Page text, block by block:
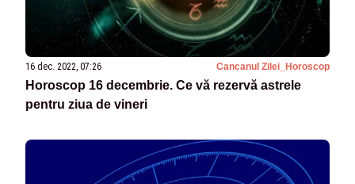
16 dec. 2022, 07:26 Cancanul Zilei_Horoscop
Horoscop 16 decembrie. Ce vă rezervă astrele
pentru ziua de vineri